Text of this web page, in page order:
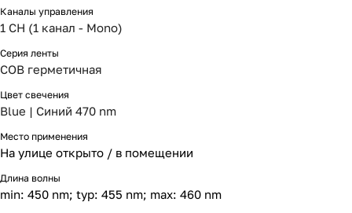
Каналы управления
1 CH (1 канал - Mono)
Серия ленты
COB герметичная
Цвет свечения
Blue | Синий 470 nm
Место применения
На улице открыто / в помещении
Длина волны
min: 450 nm; typ: 455 nm; max: 460 nm